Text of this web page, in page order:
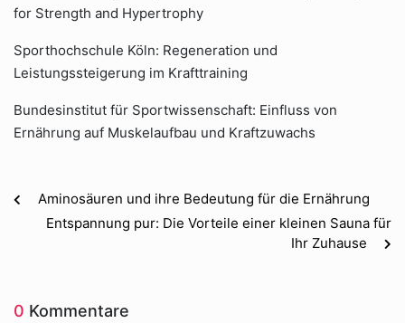
for Strength and Hypertrophy
Sporthochschule Köln: Regeneration und
Leistungssteigerung im Krafttraining
Bundesinstitut für Sportwissenschaft: Einfluss von
Ernährung auf Muskelaufbau und Kraftzuwachs
Aminosäuren und ihre Bedeutung für die Ernährung
Entspannung pur: Die Vorteile einer kleinen Sauna für
Ihr Zuhause
0 Kommentare